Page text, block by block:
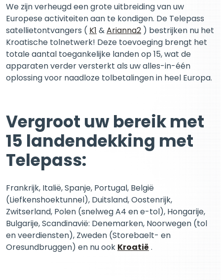
We zijn verheugd een grote uitbreiding van uw
Europese activiteiten aan te kondigen. De Telepass
satellietontvangers ( K1 &Arianna2 ) bestrijken nu het
Kroatische tolnetwerk! Deze toevoeging brengt het
totale aantal toegankelijke landen op 15, wat de
apparaten verder versterkt als uw alles-in-één
oplossing voor naadloze tolbetalingen in heel Europa.
Vergroot uw bereik met
15 landendekking met
Telepass:
Frankrijk, Italië, Spanje, Portugal, België
(Liefkenshoektunnel), Duitsland, Oostenrijk,
Zwitserland, Polen (snelweg A4 en e-tol), Hongarije,
Bulgarije, Scandinavië: Denemarken, Noorwegen (tol
en veerdiensten), Zweden (Storebaelt- en
Oresundbruggen) en nu ook Kroatië .